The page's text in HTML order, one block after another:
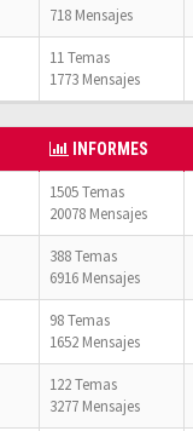
718 Mensajes
11 Temas
1773 Mensajes
INFORMES
1505 Temas
20078 Mensajes
388 Temas
6916 Mensajes
98 Temas
1652 Mensajes
122 Temas
3277 Mensajes